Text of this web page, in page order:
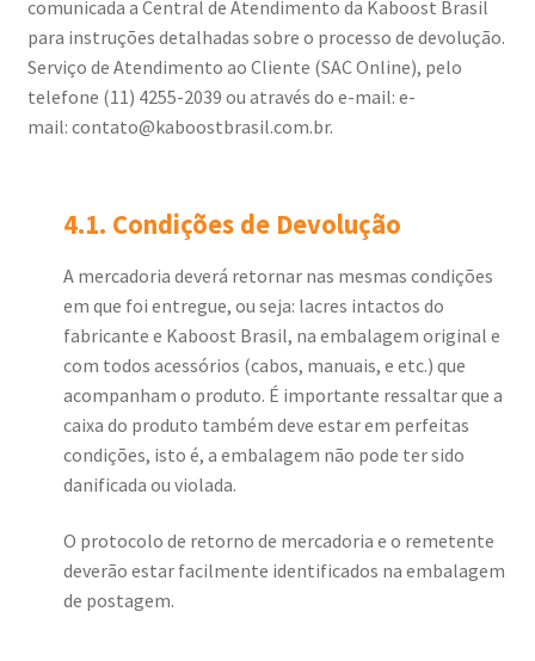
comunicada a Central de Atendimento da Kaboost Brasil
para instruções detalhadas sobre o processo de devolução.
Serviço de Atendimento ao Cliente (SAC Online), pelo
telefone (11) 4255-2039 ou através do e-mail: e-
mail: contato@kaboostbrasil.com.br.
4.1. Condições de Devolução
A mercadoria deverá retornar nas mesmas condições
em que foi entregue, ou seja: lacres intactos do
fabricante e Kaboost Brasil, na embalagem original e
com todos acessórios (cabos, manuais, e etc.) que
acompanham o produto. É importante ressaltar que a
caixa do produto também deve estar em perfeitas
condições, isto é, a embalagem não pode ter sido
danificada ou violada.
O protocolo de retorno de mercadoria e o remetente
deverão estar facilmente identificados na embalagem
de postagem.